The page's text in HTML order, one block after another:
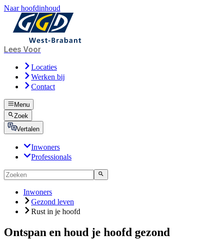
Naar hoofdinhoud
Lees Voor
Locaties
Werken bij
Contact
Menu
Zoek
Vertalen
Inwoners
Professionals
Inwoners
Gezond leven
Rust in je hoofd
Ontspan en houd je hoofd gezond